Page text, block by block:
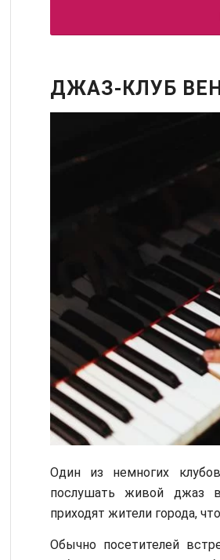
ДЖАЗ-КЛУБ
Один из немногих
послушать живой джаз
приходят жители города,
Обычно посетителей